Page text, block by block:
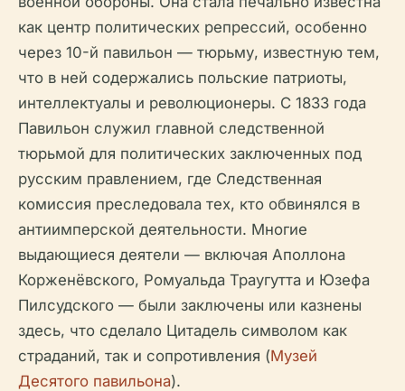
как центр политических репрессий, особенно
через 10-й павильон — тюрьму, известную тем,
что в ней содержались польские патриоты,
интеллектуалы и революционеры. С 1833 года
Павильон служил главной следственной
тюрьмой для политических заключенных под
русским правлением, где Следственная
комиссия преследовала тех, кто обвинялся в
антиимперской деятельности. Многие
выдающиеся деятели — включая Аполлона
Корженёвского, Ромуальда Траугутта и Юзефа
Пилсудского — были заключены или казнены
здесь, что сделало Цитадель символом как
страданий, так и сопротивления (Музей
Десятого павильона).